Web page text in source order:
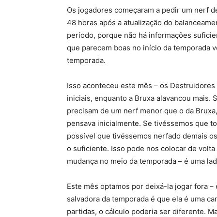
Os jogadores começaram a pedir um nerf
48 horas após a atualização do
período, porque não há informações
que parecem boas no início da temporada
temporada.
Isso aconteceu este mês – os
iniciais, enquanto a Bruxa alavancou
precisam de um nerf menor que o da
pensava inicialmente. Se tivéssemos que
possível que tivéssemos nerfado demais
o suficiente. Isso pode nos colocar de
mudança no meio da temporada – é uma
Este mês optamos por deixá-la jogar fora
salvadora da temporada é que ela é uma
partidas, o cálculo poderia ser diferente.